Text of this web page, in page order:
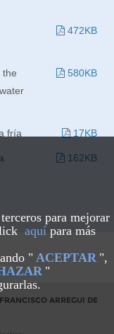
para mejorar
aquípara más
" ACEPTAR ",
"
472KB
the
580KB
fría 17KB
162KB
ARREGUI DE